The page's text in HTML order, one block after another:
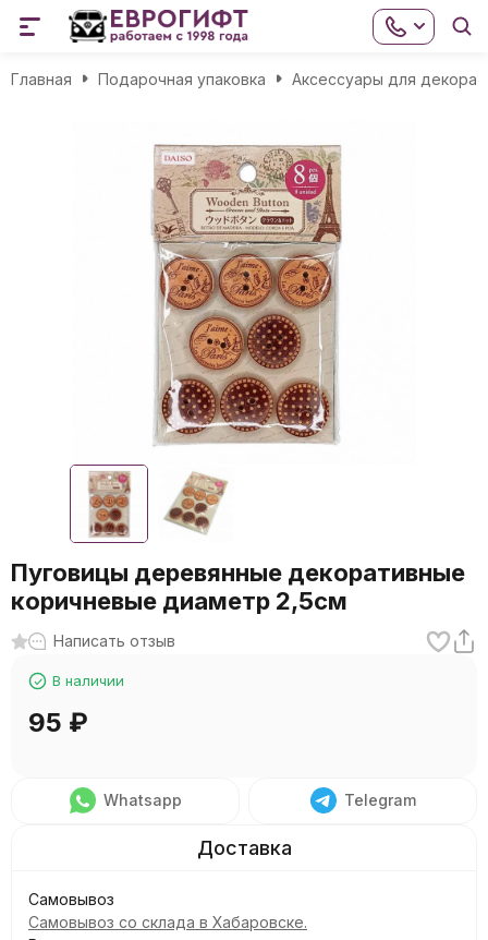
Главная Подарочная упаковка Аксессуары для декора
Пуговицы деревянные декоративные
коричневые диаметр 2,5см
Написать отзыв
В наличии
95 ₽
Whatsapp Telegram
Самовывоз
Самовывоз со склада в Хабаровске.